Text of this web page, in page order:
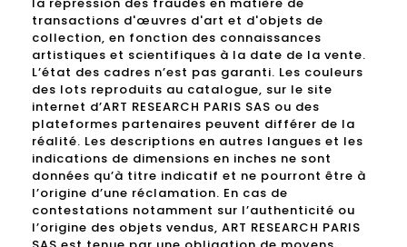
transactions d'œuvres d'art et d'objets de
collection, en fonction des connaissances
artistiques et scientifiques à la date de la vente.
L’état des cadres n’est pas garanti. Les couleurs
des lots reproduits au catalogue, sur le site
internet d’ART RESEARCH PARIS SAS ou des
plateformes partenaires peuvent différer de la
réalité. Les descriptions en autres langues et les
indications de dimensions en inches ne sont
données qu’à titre indicatif et ne pourront être à
l’origine d’une réclamation. En cas de
contestations notamment sur l’authenticité ou
l’origine des objets vendus, ART RESEARCH PARIS